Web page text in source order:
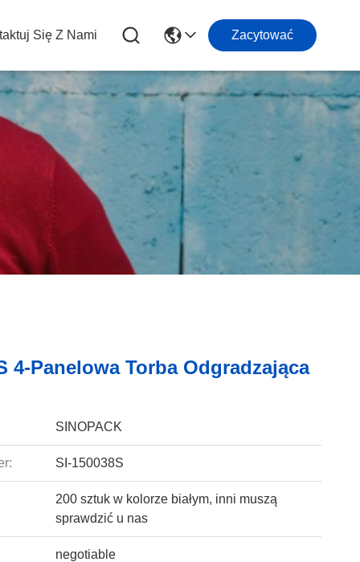
Się Z Nami Zacytować
4-Panelowa Torba Odgradzająca
SINOPACK
SI-150038S
200 sztuk w kolorze białym, inni muszą
sprawdzić u nas
negotiable